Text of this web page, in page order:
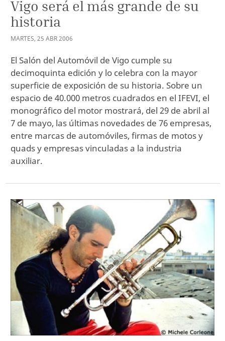
Vigo será el más grande de su
historia
MARTES, 25 ABR2006
El Salón del Automóvil de Vigo cumple su
decimoquinta edición y lo celebra con la mayor
superficie de exposición de su historia. Sobre un
espacio de 40.000 metros cuadrados en el IFEVI, el
monográfico del motor mostrará, del 29 de abril al
7 de mayo, las últimas novedades de 76 empresas,
entre marcas de automóviles, firmas de motos y
quads y empresas vinculadas a la industria
auxiliar.